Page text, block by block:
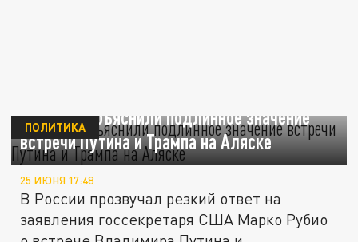
В России объяснили подлинное значение
встречи Путина и Трампа на Аляске
ПОЛИТИКА
25 ИЮНЯ 17:48
В России прозвучал резкий ответ на
заявления госсекретаря США Марко Рубио